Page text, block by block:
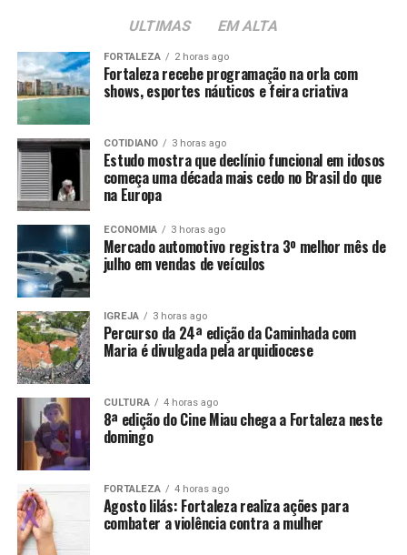
ULTIMAS EM ALTA
FORTALEZA 2 horas ago
Fortaleza recebe programação na orla com
shows, esportes náuticos e feira criativa
COTIDIANO 3 horas ago
Estudo mostra que declínio funcional em idosos
começa uma década mais cedo no Brasil do que
na Europa
ECONOMIA 3 horas ago
Mercado automotivo registra 3º melhor mês de
julho em vendas de veículos
IGREJA 3 horas ago
Percurso da 24ª edição da Caminhada com
Maria é divulgada pela arquidiocese
CULTURA 4 horas ago
8ª edição do Cine Miau chega a Fortaleza neste
domingo
FORTALEZA 4 horas ago
Agosto lilás: Fortaleza realiza ações para
combater a violência contra a mulher